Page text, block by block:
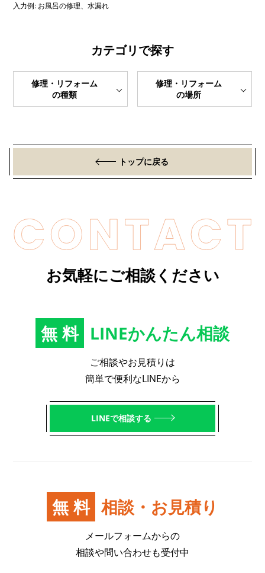
入力例: お風呂の修理、水漏れ
カテゴリで探す
修理・リフォーム
の種類
修理・リフォーム
の場所
トップに戻る
お気軽にご相談ください
無料 LINEかんたん相談
ご相談やお見積りは
簡単で便利なLINEから
LINEで相談する
無料 相談・お見積り
メールフォームからの
相談や問い合わせも受付中